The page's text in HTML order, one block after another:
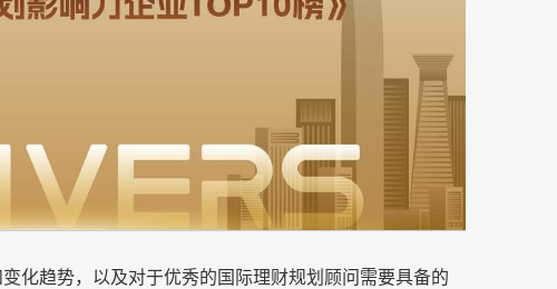
化趋势，以及对于优秀的国际理财规划顾问需要具备的